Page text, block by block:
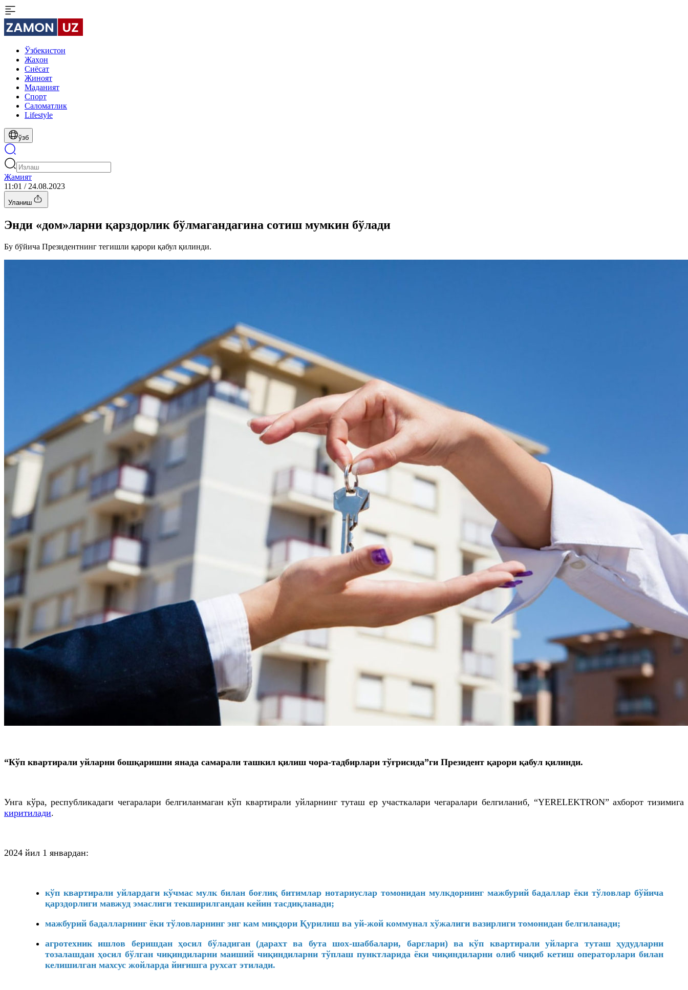
Ўзбекистон
Жаҳон
Сиёсат
Жиноят
Маданият
Спорт
Cаломатлик
Lifestyle
ўзб
Жамият
11:01 / 24.08.2023
Уланиш
Энди «дом»ларни қарздорлик бўлмагандагина сотиш мумкин бўлади
Бу бўйича Президентнинг тегишли қарори қабул қилинди.
“Кўп квартирали уйларни бошқаришни янада самарали ташкил қилиш чора-тадбирлари тўғрисида”ги Президент қарори қабул қилинди.
Унга кўра, республикадаги чегаралари белгиланмаган кўп квартирали уйларнинг туташ ер участкалари чегаралари белгиланиб, “YERELEKTRON” ахборот тизимига
киритилади.
2024 йил 1 январдан:
кўп квартирали уйлардаги кўчмас мулк билан боғлиқ битимлар нотариуслар томонидан мулкдорнинг мажбурий бадаллар ёки тўловлар бўйича
қарздорлиги мавжуд эмаслиги текширилгандан кейин тасдиқланади;
мажбурий бадалларнинг ёки тўловларнинг энг кам миқдори Қурилиш ва уй-жой коммунал хўжалиги вазирлиги томонидан белгиланади;
агротехник ишлов беришдан ҳосил бўладиган (дарахт ва бута шох-шаббалари, барглари) ва кўп квартирали уйларга туташ ҳудудларни
тозалашдан ҳосил бўлган чиқиндиларни маиший чиқиндиларни тўплаш пунктларида ёки чиқиндиларни олиб чиқиб кетиш операторлари билан
келишилган махсус жойларда йиғишга рухсат этилади.